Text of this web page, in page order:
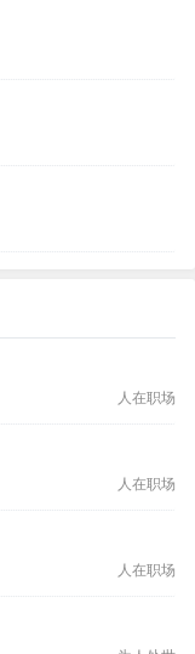
人在职场
人在职场
人在职场